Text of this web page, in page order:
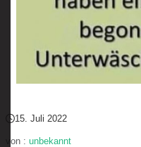
15. Juli 2022
von : unbekannt